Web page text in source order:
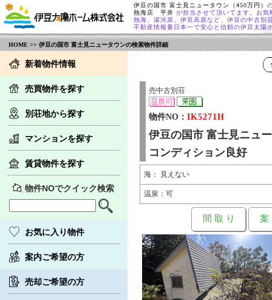
伊豆の国市 富士見ニュータウン（450万円）
熱海店 平井 が担当させて頂いてます。お気
熱海、湯河原、伊豆高原など、伊豆の中古別
不動産情報量日本一で安心と信頼の伊豆太陽
HOME >> 伊豆の国市 富士見ニュータウンの検索物件詳細
新着物件情報
売買物件を探す
別荘地から探す
マンションを探す
賃貸物件を探す
物件NOでクイック検索
お気に入り物件
案内ご希望の方
売却ご希望の方
売中古別荘
物件NO： IK5271H
伊豆の国市 富士見ニュ
コンディション良好
海： 見えない
温泉：可
間 取 り 案